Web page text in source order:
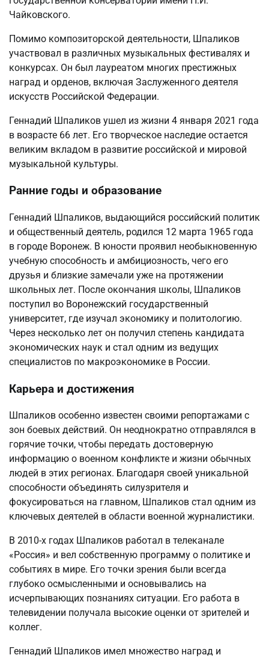
Чайковского.
Помимо композиторской деятельности, Шпаликов
участвовал в различных музыкальных фестивалях и
конкурсах. Он был лауреатом многих престижных
наград и орденов, включая Заслуженного деятеля
искусств Российской Федерации.
Геннадий Шпаликов ушел из жизни 4 января 2021 года
в возрасте 66 лет. Его творческое наследие остается
великим вкладом в развитие российской и мировой
музыкальной культуры.
Ранние годы и образование
Геннадий Шпаликов, выдающийся российский политик
и общественный деятель, родился 12 марта 1965 года
в городе Воронеж. В юности проявил необыкновенную
учебную способность и амбициозность, чего его
друзья и близкие замечали уже на протяжении
школьных лет. После окончания школы, Шпаликов
поступил во Воронежский государственный
университет, где изучал экономику и политологию.
Через несколько лет он получил степень кандидата
экономических наук и стал одним из ведущих
специалистов по макроэкономике в России.
Карьера и достижения
Шпаликов особенно известен своими репортажами с
зон боевых действий. Он неоднократно отправлялся в
горячие точки, чтобы передать достоверную
информацию о военном конфликте и жизни обычных
людей в этих регионах. Благодаря своей уникальной
способности объединять силузрителя и
фокусироваться на главном, Шпаликов стал одним из
ключевых деятелей в области военной журналистики.
В 2010-х годах Шпаликов работал в телеканале
«Россия» и вел собственную программу о политике и
событиях в мире. Его точки зрения были всегда
глубоко осмысленными и основывались на
исчерпывающих познаниях ситуации. Его работа в
телевидении получала высокие оценки от зрителей и
коллег.
Геннадий Шпаликов имел множество наград и